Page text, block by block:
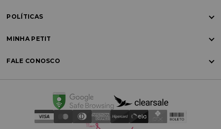
POLÍTICAS
MINHA PETIT
FALE CONOSCO